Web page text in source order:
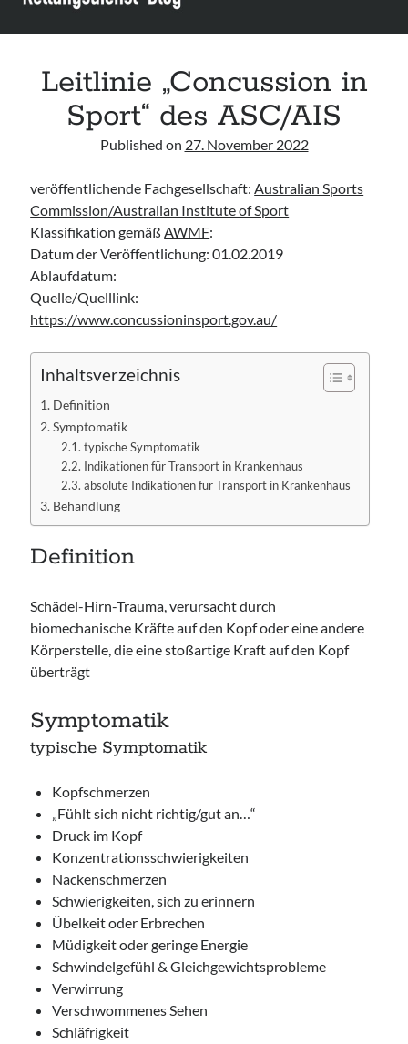
Leitlinie „Management of Hypercalcaemia in Adult Patients in the
Emergency Department“ der IAEM
Leitlinie „Management of brief resolved unexplained events (BRUE) in
infants“ der CPS
Leitlinie „Concussion in
Sport“ des ASC/AIS
Published on 27. November 2022
veröffentlichende Fachgesellschaft:Australian Sports
Commission/Australian Institute of Sport
Klassifikation gemäßAWMF:
Datum der Veröffentlichung: 01.02.2019
Ablaufdatum:
Quelle/Quelllink:
https://www.concussioninsport.gov.au/
Inhaltsverzeichnis
Definition
Symptomatik
typische Symptomatik
Indikationen für Transport in Krankenhaus
absolute Indikationen für Transport in Krankenhaus
Behandlung
Definition
Schädel-Hirn-Trauma, verursacht durch
biomechanische Kräfte auf den Kopf oder eine andere
Körperstelle, die eine stoßartige Kraft auf den Kopf
überträgt
Symptomatik
typische Symptomatik
Kopfschmerzen
„Fühlt sich nicht richtig/gut an…“
Druck im Kopf
Konzentrationsschwierigkeiten
Nackenschmerzen
Schwierigkeiten, sich zu erinnern
Übelkeit oder Erbrechen
Müdigkeit oder geringe Energie
Schwindelgefühl & Gleichgewichtsprobleme
Verwirrung
Verschwommenes Sehen
Schläfrigkeit